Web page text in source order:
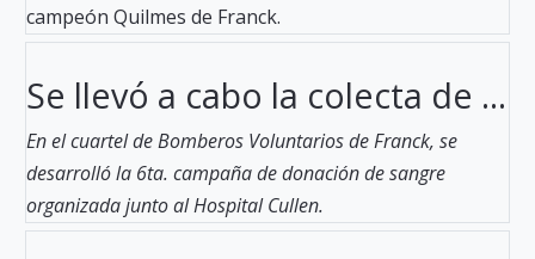
campeón Quilmes de Franck.
Se llevó a cabo la colecta de ...
En el cuartel de Bomberos Voluntarios de Franck, se
desarrolló la 6ta. campaña de donación de sangre
organizada junto al Hospital Cullen.